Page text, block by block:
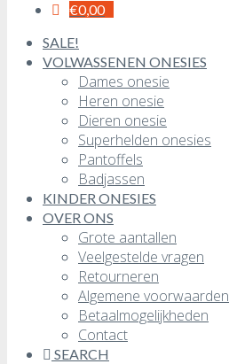
€0,00
SALE!
VOLWASSENEN ONESIES
Dames onesie
Heren onesie
Dieren onesie
Superhelden onesies
Pantoffels
Badjassen
KINDER ONESIES
OVER ONS
Grote aantallen
Veelgestelde vragen
Retourneren
Algemene voorwaarden
Betaalmogelijkheden
Contact
SEARCH